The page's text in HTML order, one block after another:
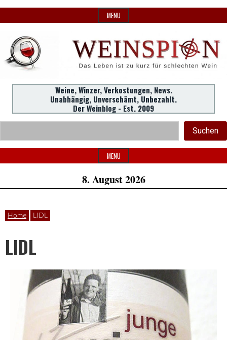
to
MENU
WeinSpion
|
Das
Leben
ist
zu
Weine,
Winzer,
Verkostungen.
Header
Widget
Area
Weine, Winzer, Verkostungen, News.
Unabhängig, Unverschämt, Unbezahlt.
Der Weinblog - Est. 2009
Suchen
MENU
8. August 2026
Home LIDL
LIDL